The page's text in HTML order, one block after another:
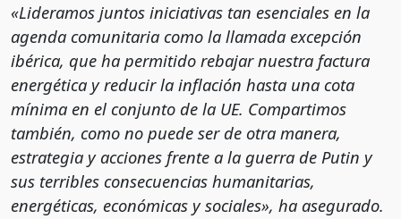
«Lideramos juntos iniciativas tan esenciales en la
agenda comunitaria como la llamada excepción
ibérica, que ha permitido rebajar nuestra factura
energética y reducir la inflación hasta una cota
mínima en el conjunto de la UE. Compartimos
también, como no puede ser de otra manera,
estrategia y acciones frente a la guerra de Putin y
sus terribles consecuencias humanitarias,
energéticas, económicas y sociales», ha asegurado.